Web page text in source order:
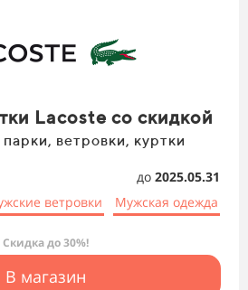
Lacoste со скидкой
парки, ветровки, куртки
до 2025.05.31
ветровки Мужская одежда
Скидка до 30%!
В магазин